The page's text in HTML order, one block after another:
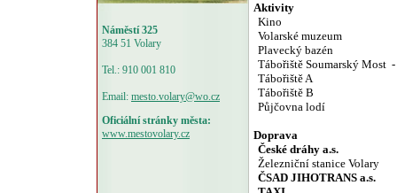
Náměstí 325
384 51 Volary
Tel.: 910 001 810
Email: mesto.volary@wo.cz
Oficiální stránky města:
www.mestovolary.cz
Aktivity
Kino
Volarské muzeum
Plavecký bazén
Tábořiště Soumarský Most
Tábořiště A
Tábořiště B
Půjčovna lodí
Doprava
České dráhy a.s.
Železniční stanice Volary
ČSAD JIHOTRANS a.s.